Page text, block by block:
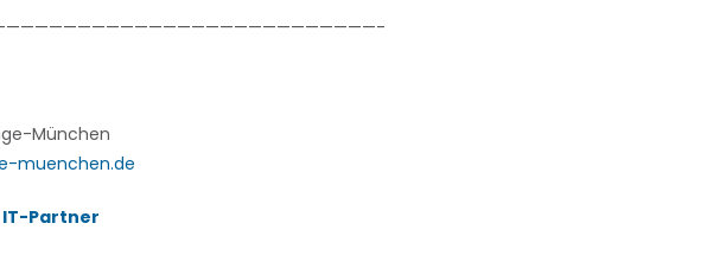
München
muenchen.de
Partner